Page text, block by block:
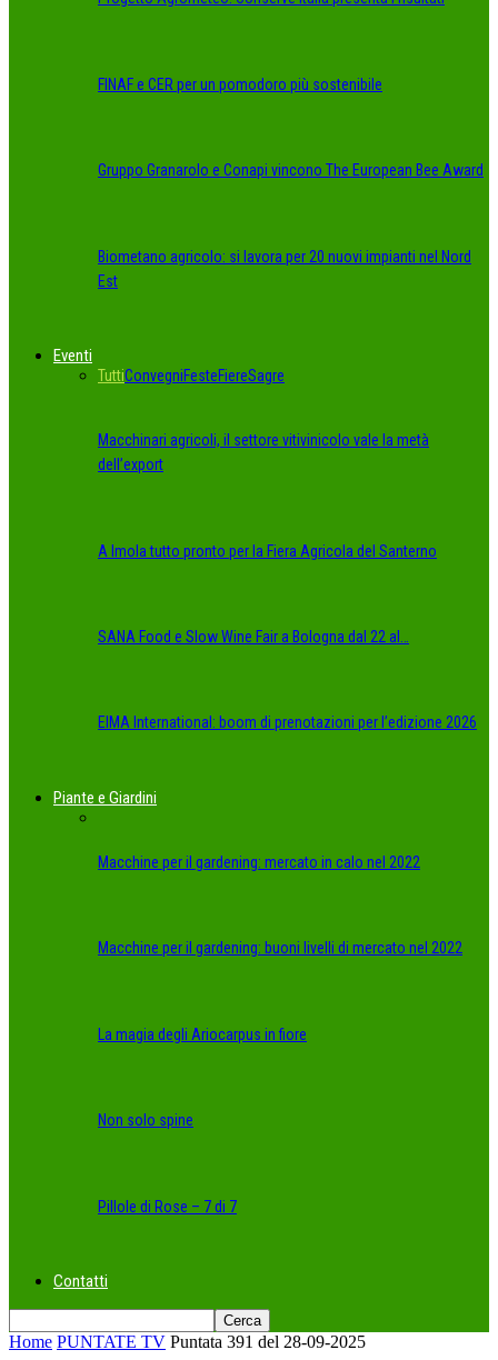
FINAF e CER per un pomodoro più sostenibile
Gruppo Granarolo e Conapi vincono The European Bee Award
Biometano agricolo: si lavora per 20 nuovi impianti nel Nord
Est
Eventi
TuttiConvegniFesteFiereSagre
Macchinari agricoli, il settore vitivinicolo vale la metà
dell’export
A Imola tutto pronto per la Fiera Agricola del Santerno
SANA Food e Slow Wine Fair a Bologna dal 22 al…
EIMA International: boom di prenotazioni per l’edizione 2026
Piante e Giardini
Macchine per il gardening: mercato in calo nel 2022
Macchine per il gardening: buoni livelli di mercato nel 2022
La magia degli Ariocarpus in fiore
Non solo spine
Pillole di Rose – 7 di 7
Contatti
Home PUNTATE TV Puntata 391 del 28-09-2025